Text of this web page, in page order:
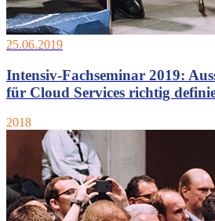
25.06.2019
Intensiv-Fachseminar 2019:
für Cloud Services richtig
2018